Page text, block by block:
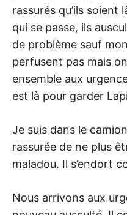
rassurés qu’ils soient
qui se passe, ils
de problème sauf
perfusent pas mais
ensemble aux
est là pour garder
Je suis dans le
rassurée de ne plus
maladou. Il s’endort
Nous arrivons aux